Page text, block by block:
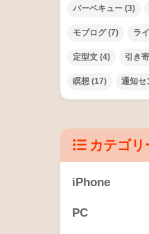
バーベキュー (3)
モブログ(7) ラ
定型文 (4) 引き
瞑想 (17) 通知セ
カテゴリ
iPhone
PC